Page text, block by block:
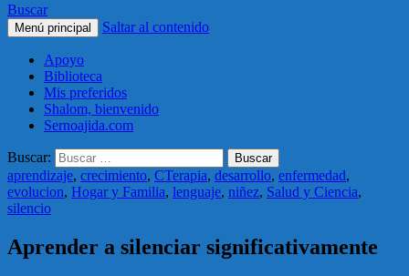
Buscar
Menú principal Saltar al contenido
Apoyo
Biblioteca
Mis preferidos
Shalom, bienvenido
Sernoajida.com
Buscar:
aprendizaje, crecimiento, CTerapia, desarrollo, enfermedad,
evolucion, Hogar y Familia, lenguaje, niñez, Salud y Ciencia,
silencio
Aprender a silenciar significativamente